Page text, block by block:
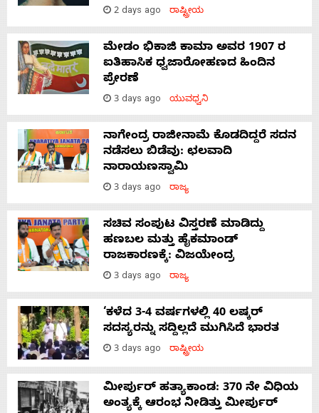
2 days ago ರಾಷ್ಟ್ರೀಯ
ಮೇಡಂ ಭಿಕಾಜಿ ಕಾಮಾ ಅವರ 1907 ರ
ಐತಿಹಾಸಿಕ ಧ್ವಜಾರೋಹಣದ ಹಿಂದಿನ
ಪ್ರೇರಣೆ
3 days ago ಯುವಧ್ವನಿ
ನಾಗೇಂದ್ರ ರಾಜೀನಾಮೆ ಕೊಡದಿದ್ದರೆ ಸದನ
ನಡೆಸಲು ಬಿಡೆವು: ಛಲವಾದಿ
ನಾರಾಯಣಸ್ವಾಮಿ
3 days ago ರಾಜ್ಯ
ಸಚಿವ ಸಂಪುಟ ವಿಸ್ತರಣೆ ಮಾಡಿದ್ದು
ಹಣಬಲ ಮತ್ತು ಹೈಕಮಾಂಡ್
ರಾಜಕಾರಣಕ್ಕೆ: ವಿಜಯೇಂದ್ರ
3 days ago ರಾಜ್ಯ
‘ಕಳೆದ 3-4 ವರ್ಷಗಳಲ್ಲಿ 40 ಲಷ್ಕರ್
ಸದಸ್ಯರನ್ನು ಸದ್ದಿಲ್ಲದೆ ಮುಗಿಸಿದೆ ಭಾರತ
3 days ago ರಾಷ್ಟ್ರೀಯ
ಮೀರ್ಪುರ್ ಹತ್ಯಾಕಾಂಡ: 370 ನೇ ವಿಧಿಯ
ಅಂತ್ಯಕ್ಕೆ ಆರಂಭ ನೀಡಿತ್ತು ಮೀರ್ಪುರ್